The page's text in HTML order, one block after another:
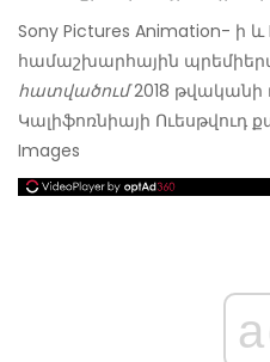
Sony Pictures Animation- ի և
համաշխարհային
հատվածում2018 թվականի
Կալիֆոռնիայի Ուեսթվուդ
Images